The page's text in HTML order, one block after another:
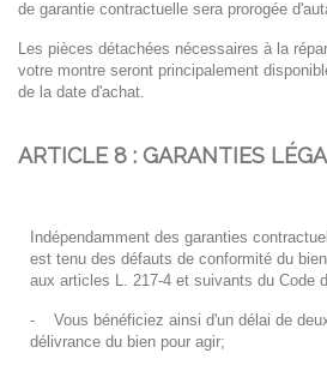
de garantie contractuelle sera prorogée
Les pièces détachées nécessaires à la
votre montre seront principalement
de la date d'achat.
ARTICLE 8 : GARANTIES
Indépendamment des garanties
est tenu des défauts de conformité du
aux articles L. 217-4 et suivants du Code
-
Vous bénéficiez ainsi d'un délai de
délivrance du bien pour agir;